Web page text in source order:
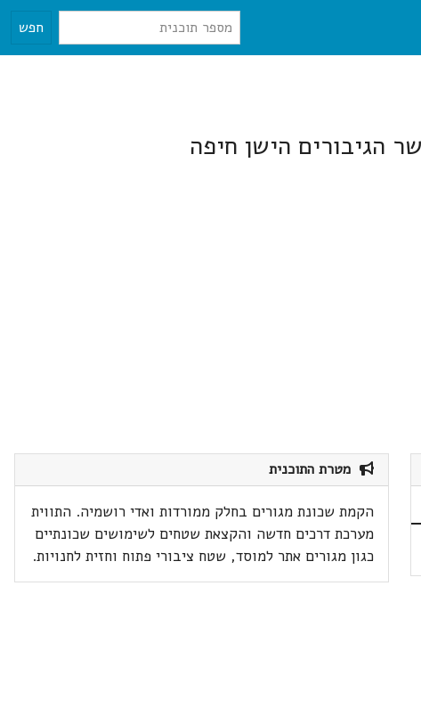
חפש
הגיבורים הישן חיפה
מטרת התוכנית
הקמת שכונת מגורים בחלק ממורדות ואדי רושמיה. התווית
מערכת דרכים חדשה והקצאת שטחים לשימושים שכונתיים
כגון מגורים אתר למוסד, שטח ציבורי פתוח וחזית לחנויות.